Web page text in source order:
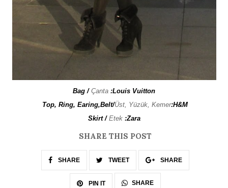
Bag / Çanta :Louis Vuitton
Top, Ring, Earing,Belt/Üst, Yüzük, Kemer:H&M
Skirt / Etek:Zara
SHARE THIS POST
SHARE TWEET SHARE
PIN IT SHARE